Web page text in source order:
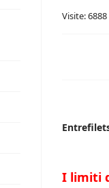
Visite: 6888
I limiti